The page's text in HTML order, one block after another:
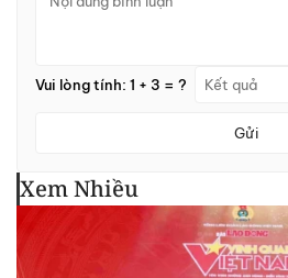
Vui lòng tính: 1 + 3 = ?
Gửi
Xem Nhiều